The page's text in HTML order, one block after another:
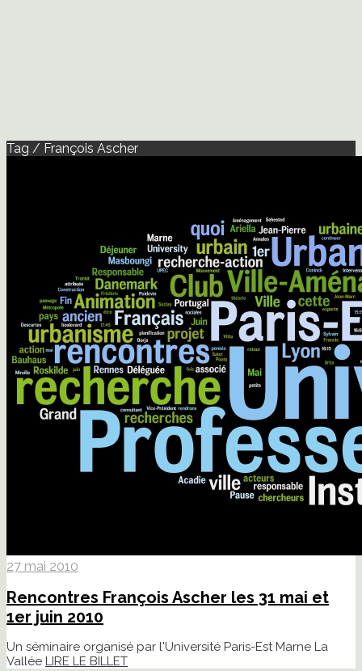
Tag / François Ascher
27 mai 2010
Rencontres François Ascher les 31 mai et
1er juin 2010
Un séminaire organisé par l'Université Paris-Est Marne La
Vallée LIRE LE BILLET